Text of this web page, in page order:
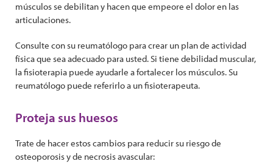
músculos se debilitan y hacen que empeore el dolor en las
articulaciones.
Consulte con su reumatólogo para crear un plan de actividad
física que sea adecuado para usted. Si tiene debilidad muscular,
la fisioterapia puede ayudarle a fortalecer los músculos. Su
reumatólogo puede referirlo a un fisioterapeuta.
Proteja sus huesos
Trate de hacer estos cambios para reducir su riesgo de
osteoporosis y de necrosis avascular: